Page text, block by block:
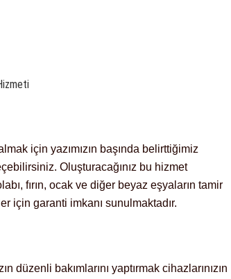
için yazımızın başında belirttiğimiz
Oluşturacağınız bu hizmet
fırın, ocak ve diğer beyaz eşyaların tamir
için garanti imkanı sunulmaktadır.
düzenli bakımlarını yaptırmak cihazlarınızın